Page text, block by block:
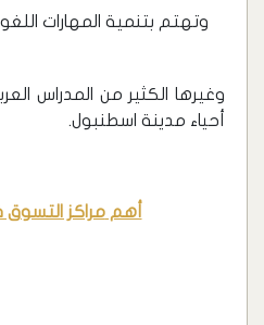
وتهتم بتنمية المهارات
وغيرها الكثير من المدراس
أحياء مدينة اسطنبول.
أهممراكز